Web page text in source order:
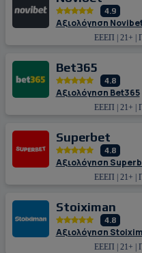
4.9
Αξιολόγηση
ΕΕΕΠ | 21+
Bet365
4.8
Αξιολόγηση Bet365
ΕΕΕΠ | 21+
Superbet
4.8
Αξιολόγηση
ΕΕΕΠ | 21+
Stoiximan
4.8
Αξιολόγηση
ΕΕΕΠ | 21+